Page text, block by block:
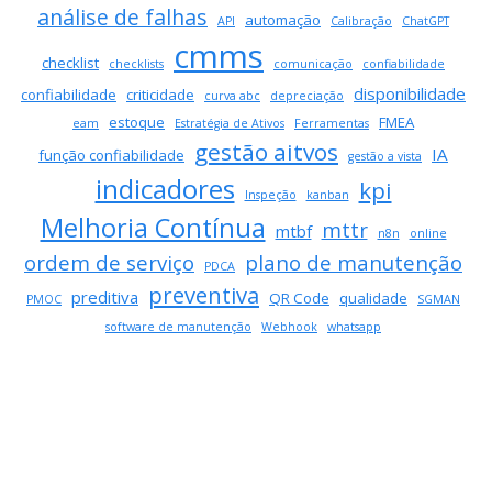
análise de falhas API automação Calibração ChatGPT
checklist checklists cmms comunicação confiabilidade
confiabilidade criticidade curva abc depreciação disponibilidade
eam estoque Estratégia de Ativos Ferramentas
FMEA
função confiabilidade
gestão aitvos gestão a vista IA
indicadores Inspeção kanban kpi
Melhoria Contínua mtbf mttr n8n online
ordem de serviço PDCA plano de manutenção
PMOC preditiva preventiva QR Code qualidade
SGMAN
software de manutenção
Webhook whatsapp